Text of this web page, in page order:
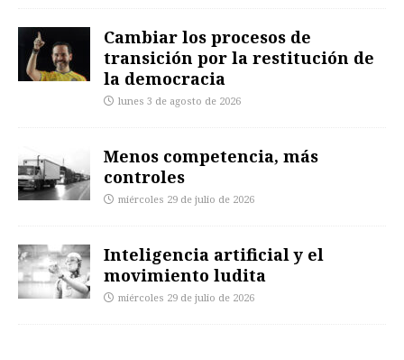
Cambiar los procesos de
transición por la restitución de
la democracia
lunes 3 de agosto de 2026
Menos competencia, más
controles
miércoles 29 de julio de 2026
Inteligencia artificial y el
movimiento ludita
miércoles 29 de julio de 2026